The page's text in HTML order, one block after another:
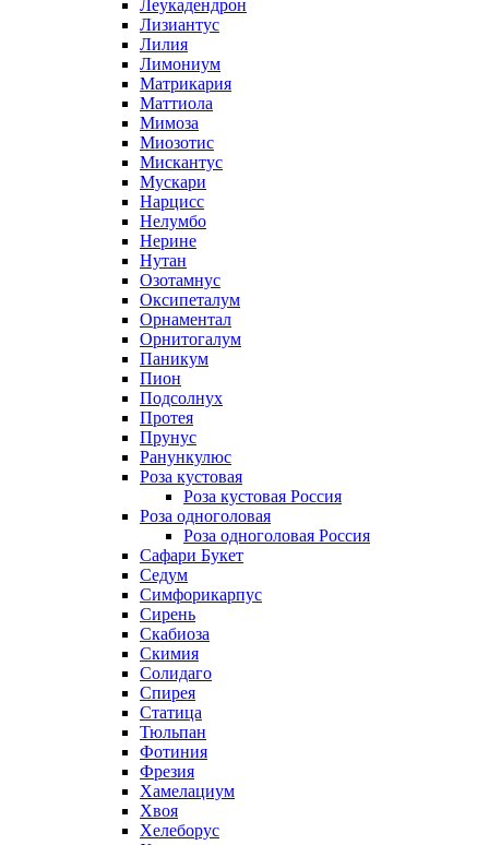
Леукадендрон
Лизиантус
Лилия
Лимониум
Матрикария
Маттиола
Мимоза
Миозотис
Мискантус
Мускари
Нарцисс
Нелумбо
Нерине
Нутан
Озотамнус
Оксипеталум
Орнаментал
Орнитогалум
Паникум
Пион
Подсолнух
Протея
Прунус
Ранункулюс
Роза кустовая
Роза кустовая Россия
Роза одноголовая
Роза одноголовая Россия
Сафари Букет
Седум
Симфорикарпус
Сирень
Скабиоза
Скимия
Солидаго
Спирея
Статица
Тюльпан
Фотиния
Фрезия
Хамелациум
Хвоя
Хелеборус